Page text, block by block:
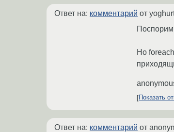
Ответ на: комментарий от
Но
Показать
Ответ на: комментарий от